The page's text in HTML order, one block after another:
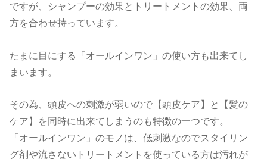
ですが、シャンプーの効果とトリートメントの効果、両
方を合わせ持っています。
たまに目にする「オールインワン」の使い方も出来てし
まいます。
その為、頭皮への刺激が弱いので【頭皮ケア】と【髪の
ケア】を同時に出来てしまうのも特徴の一つです。
「オールインワン」のモノは、低刺激なのでスタイリン
グ剤や流さないトリートメントを使っている方は汚れが